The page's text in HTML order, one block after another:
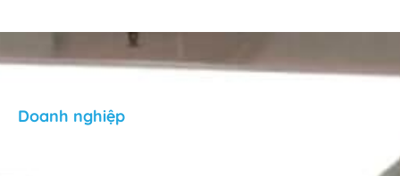
Doanh nghiệp